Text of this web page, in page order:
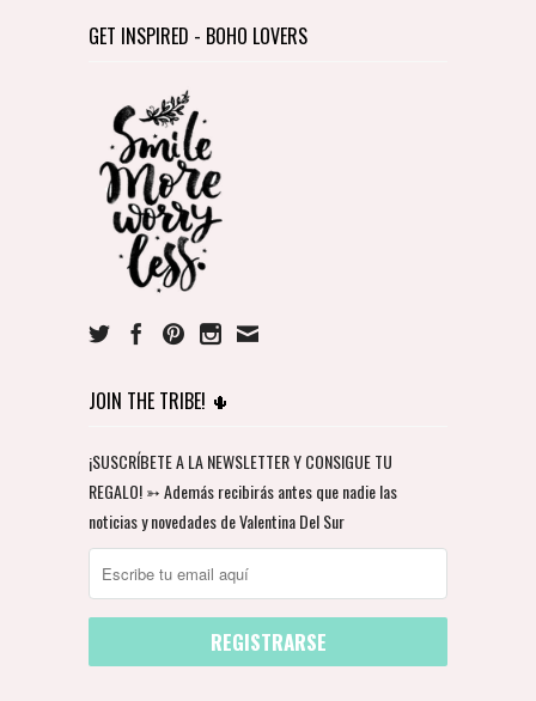
GET INSPIRED - BOHO LOVERS
JOIN THE TRIBE! 🌵
¡SUSCRÍBETE A LA NEWSLETTER Y CONSIGUE TU
REGALO! ➳ Además recibirás antes que nadie las
noticias y novedades de Valentina Del Sur